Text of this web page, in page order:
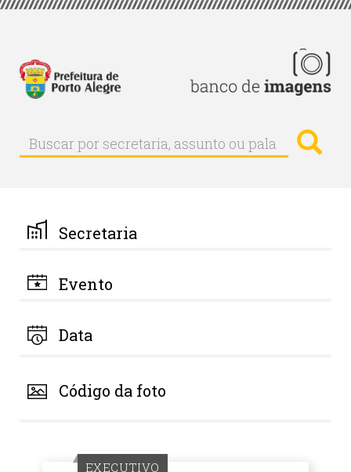
Pular
principal
Buscar
Buscar
por
palavra-
chave
Secretaria
Evento
Data
Código da foto
EXECUTIVO